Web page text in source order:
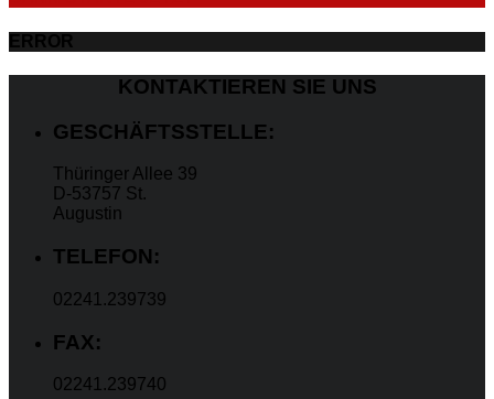
ERROR
KONTAKTIEREN SIE UNS
GESCHÄFTSSTELLE:
Thüringer Allee 39
D-53757 St.
Augustin
TELEFON:
02241.239739
FAX:
02241.239740